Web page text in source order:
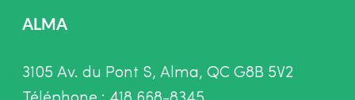
ALMA
3105 Av. du Pont S, Alma, QC G8B 5V2